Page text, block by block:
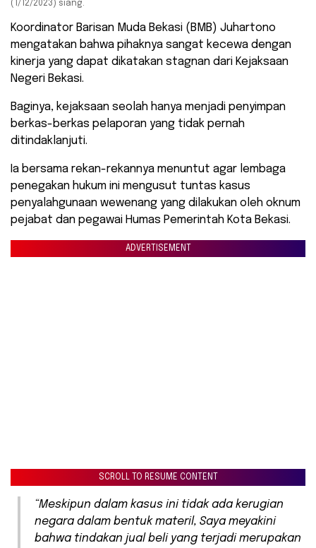
(1/12/2023) siang.
Koordinator Barisan Muda Bekasi (BMB) Juhartono
mengatakan bahwa pihaknya sangat kecewa dengan
kinerja yang dapat dikatakan stagnan dari Kejaksaan
Negeri Bekasi.
Baginya, kejaksaan seolah hanya menjadi penyimpan
berkas-berkas pelaporan yang tidak pernah
ditindaklanjuti.
Ia bersama rekan-rekannya menuntut agar lembaga
penegakan hukum ini mengusut tuntas kasus
penyalahgunaan wewenang yang dilakukan oleh oknum
pejabat dan pegawai Humas Pemerintah Kota Bekasi.
ADVERTISEMENT
SCROLL TO RESUME CONTENT
“Meskipun dalam kasus ini tidak ada kerugian
negara dalam bentuk materil, Saya meyakini
bahwa tindakan jual beli yang terjadi merupakan